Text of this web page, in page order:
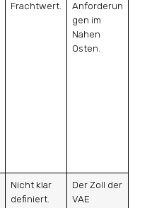
Frachtwert.
Anforderun
gen im
Nahen
Osten.
Nicht klar
definiert.
Der Zoll der
VAE